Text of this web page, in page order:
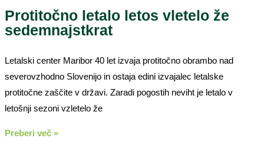
Protitočno letalo letos vletelo že
sedemnajstkrat
Letalski center Maribor 40 let izvaja protitočno obrambo nad
severovzhodno Slovenijo in ostaja edini izvajalec letalske
protitočne zaščite v državi. Zaradi pogostih neviht je letalo v
letošnji sezoni vzletelo že
Preberi več »